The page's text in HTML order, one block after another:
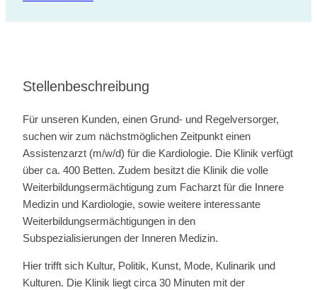
Stellenbeschreibung
Für unseren Kunden, einen Grund- und Regelversorger,
suchen wir zum nächstmöglichen Zeitpunkt einen
Assistenzarzt (m/w/d) für die Kardiologie. Die Klinik verfügt
über ca. 400 Betten. Zudem besitzt die Klinik die volle
Weiterbildungsermächtigung zum Facharzt für die Innere
Medizin und Kardiologie, sowie weitere interessante
Weiterbildungsermächtigungen in den
Subspezialisierungen der Inneren Medizin.
Hier trifft sich Kultur, Politik, Kunst, Mode, Kulinarik und
Kulturen. Die Klinik liegt circa 30 Minuten mit der